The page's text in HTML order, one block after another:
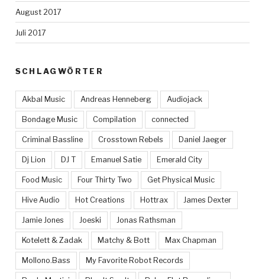
August 2017
Juli 2017
SCHLAGWÖRTER
Akbal Music Andreas Henneberg Audiojack
Bondage Music Compilation connected
Criminal Bassline Crosstown Rebels Daniel Jaeger
Dj Lion DJ T Emanuel Satie Emerald City
Food Music Four Thirty Two Get Physical Music
Hive Audio Hot Creations Hottrax James Dexter
Jamie Jones Joeski Jonas Rathsman
Kotelett & Zadak Matchy & Bott Max Chapman
Mollono.Bass My Favorite Robot Records